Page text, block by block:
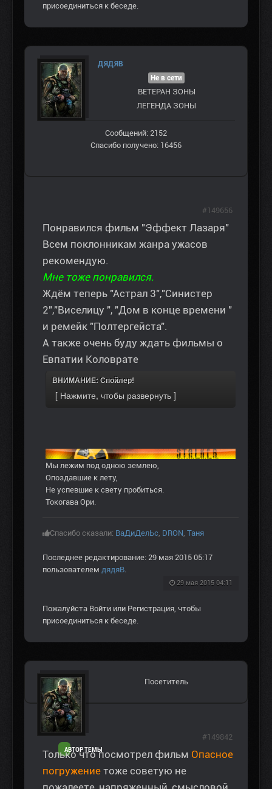
присоединиться к беседе.
ДЯДЯВ
Не в сети
ВЕТЕРАН ЗOНЫ
ЛЕГЕНДА ЗОНЫ
Сообщений: 2152
Спасибо получено: 16456
Понравился фильм "Эффект Лазаря"
Всем поклонникам жанра ужасов
рекомендую.
Мне тоже понравился.
Ждём теперь "Астрал 3","Синистер
2","Виселицу ", "Дом в конце времени "
и ремейк "Полтергейста".
А также очень буду ждать фильмы о
Евпатии Коловрате
ВНИМАНИЕ: Спойлер!
Мы лежим под одною землею,
Опоздавшие к лету,
Не успевшие к свету пробиться.
Токогава Ори.
Спасибо сказали: ВаДиДелЬс DRON Таня
Последнее редактирование: 29 мая 2015 05:17
пользователем дядяВ
29 мая 2015 04:11
#149656
Пожалуйста Войти или Регистрация , чтобы
присоединиться к беседе.
АВТОР ТЕМЫ
Посетитель
Только что посмотрел фильм Опасное
погружение тоже советую не
#149842